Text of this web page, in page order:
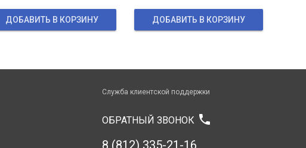
ДОБАВИТЬ В КОРЗИНУ ДОБАВИТЬ В КОРЗИНУ
Служба клиентской поддержки
ОБРАТНЫЙ ЗВОНОК phone
8 (812) 335-21-16